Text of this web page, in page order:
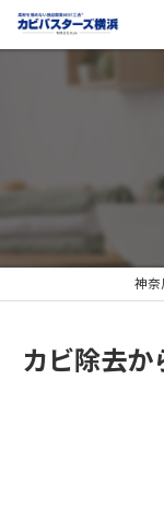
神
カビ除去